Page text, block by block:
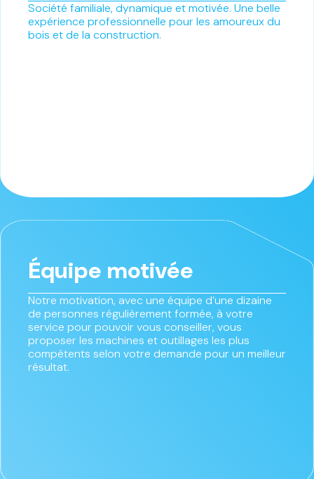
Société familiale, dynamique et motivée. Une belle
expérience professionnelle pour les amoureux du
bois et de la construction.
Équipe motivée
Notre motivation, avec une équipe d’une dizaine
de personnes régulièrement formée, à votre
service pour pouvoir vous conseiller, vous
proposer les machines et outillages les plus
compétents selon votre demande pour un meilleur
résultat.